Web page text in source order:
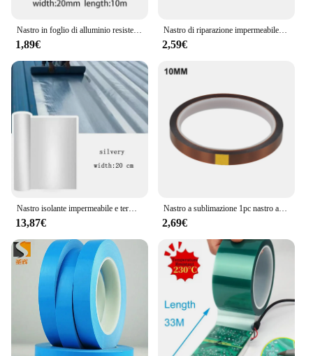
Nastro in foglio di alluminio resistente alle alte Temperature nastro per riparazione tubi da cucina foglio sigillante adesivo isolamento termico nastro a prova di perdite
1,89€
Nastro di riparazione impermeabile in gomma siliconica STONEGO 1PC-nastro isolante autoadesivo, resistente alle alte Temperature e alla pressione
2,59€
Nastro isolante impermeabile e termico da 10M nastro di riparazione a prova di perdite per tetto nastro di fissaggio autoadesivo Anti-crepa per pareti
13,87€
Nastro a sublimazione 1pc nastro a prova di resistenza al calore per stampa a trasferimento termico nastro isolante a bobina per imballaggio a batteria da 5mm 10mm
2,69€